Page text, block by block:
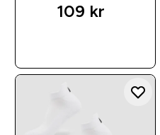
109 kr‎